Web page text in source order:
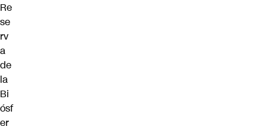
Re
se
rv
a
de
la
Bi
ósf
er